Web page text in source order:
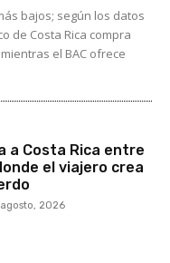
bajos; según los datos
de Costa Rica compra
el BAC ofrece
a Costa Rica entre
el viajero crea
2026